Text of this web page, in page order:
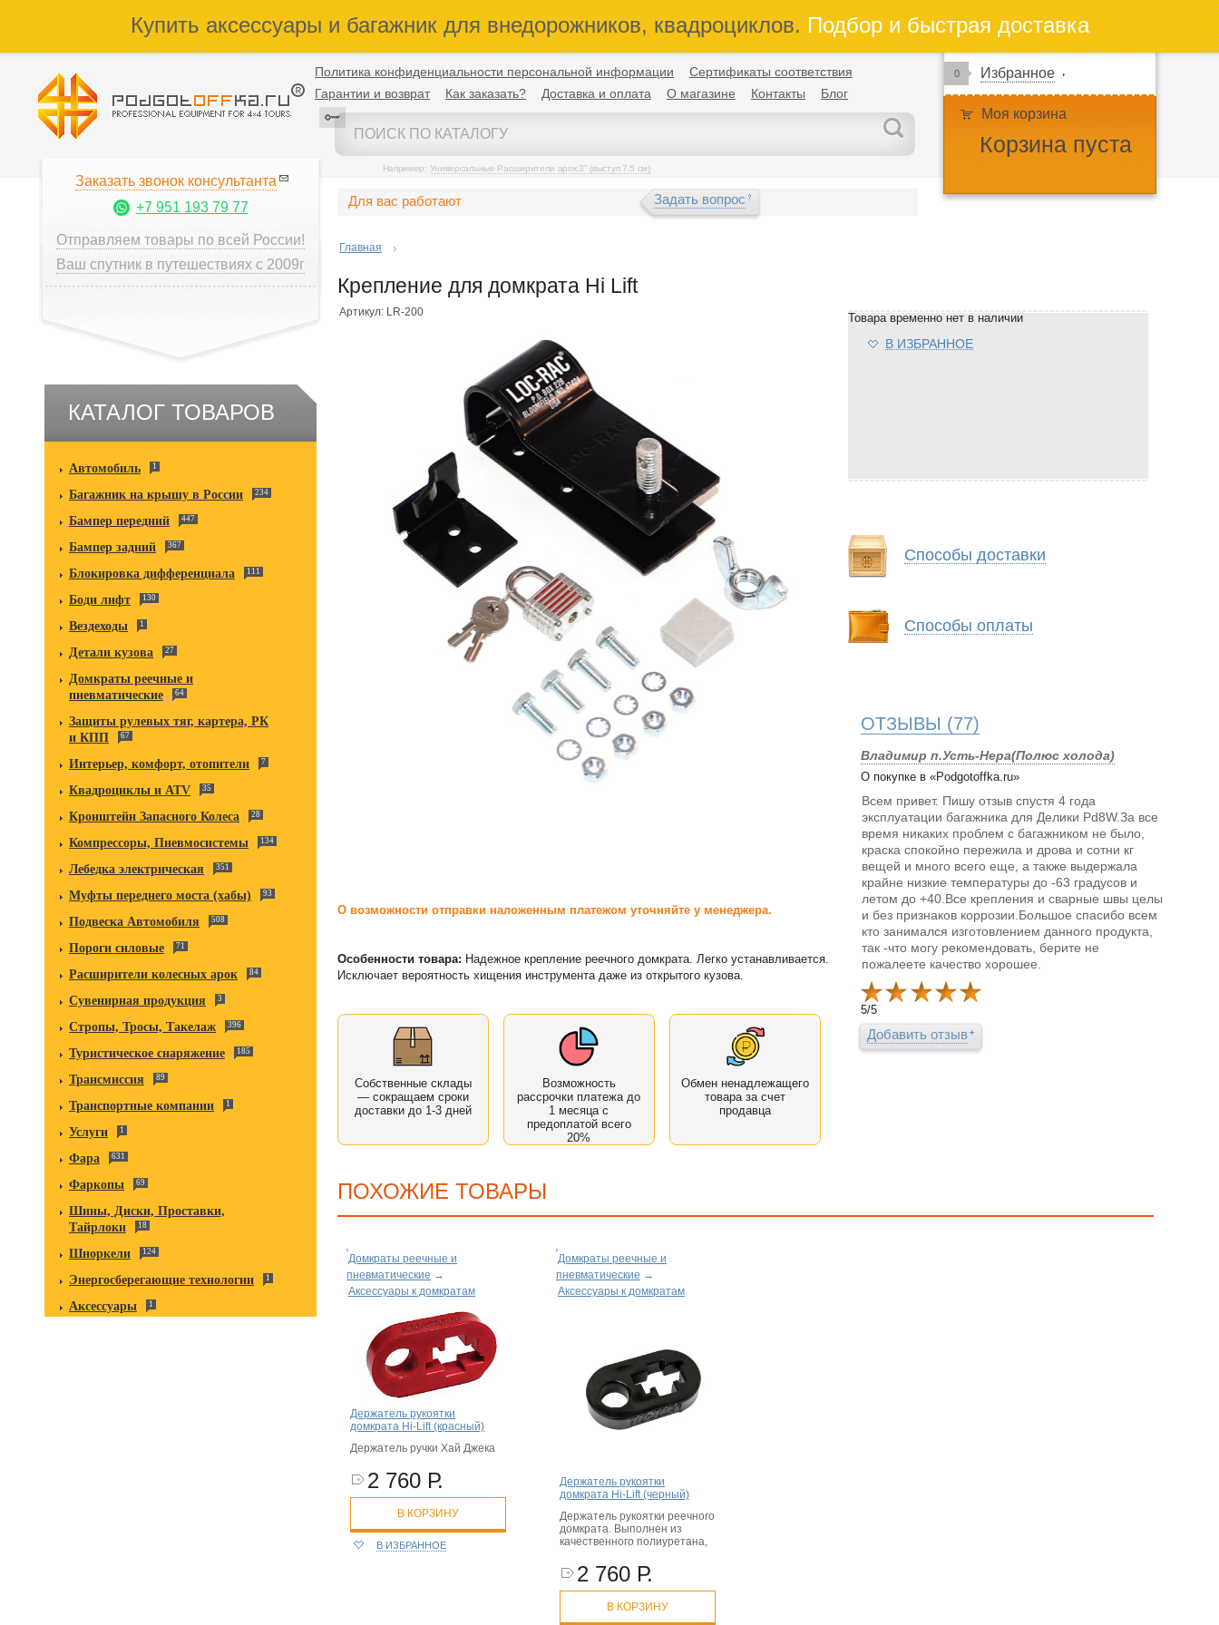
Купить аксессуары и багажник для внедорожников, квадроциклов.Подбор и быстрая доставка
Политика конфиденциальности персональной информации
Сертификаты соответствия
Гарантии и возврат
Как заказать? Доставка и оплата О магазине Контакты Блог
Например: Универсальные Расширители арок 3" (выступ 7,5 см)
0 Избранное
Моя корзина
Корзина пуста
Заказать звонок консультанта
+7 951 193 79 77
Отправляем товары по всей России!
Ваш спутник в путешествиях с 2009г
КАТАЛОГ ТОВАРОВ
Автомобиль 1
Багажник на крышу в России 234
Бампер передний 447
Бампер задний 367
Блокировка дифференциала 111
Боди лифт 130
Вездеходы 1
Детали кузова 27
Домкраты реечные и
пневматические
64
Защиты рулевых тяг, картера, РК
и КПП
67
Интерьер, комфорт, отопители 7
Квадроциклы и ATV 35
Кронштейн Запасного Колеса 28
Компрессоры, Пневмосистемы 134
Лебедка электрическая 351
Муфты переднего моста (хабы) 93
Подвеска Автомобиля 508
Пороги силовые 71
Расширители колесных арок 84
Сувенирная продукция 3
Стропы, Тросы, Такелаж 396
Туристическое снаряжение 185
Трансмиссия 89
Транспортные компании 1
Услуги 1
Фара 631
Фаркопы 69
Шины, Диски, Проставки,
Тайрлоки
18
Шноркели 124
Энергосберегающие технологии 1
Аксессуары 1
Для вас работают Задать вопрос
Главная
Крепление для домкрата Hi Lift
Артикул: LR-200
О возможности отправки наложенным платежом уточняйте у менеджера.
Особенности товара: Надежное крепление реечного домкрата. Легко устанавливается.
Исключает вероятность хищения инструмента даже из открытого кузова.
Собственные склады
— сокращаем сроки
доставки до 1-3 дней
Возможность
рассрочки платежа до
1 месяца с
предоплатой всего
20%
Обмен ненадлежащего
товара за счет
продавца
Товара временно нет в наличии
В ИЗБРАННОЕ
Способы доставки
Способы оплаты
ОТЗЫВЫ (77)
Владимир п.Усть-Нера(Полюс холода)
О покупке в «Podgotoffka.ru»
Всем привет. Пишу отзыв спустя 4 года
эксплуатации багажника для Делики Pd8W.За все
время никаких проблем с багажником не было,
краска спокойно пережила и дрова и сотни кг
вещей и много всего еще, а также выдержала
крайне низкие температуры до -63 градусов и
летом до +40.Все крепления и сварные швы целы
и без признаков коррозии.Большое спасибо всем
кто занимался изготовлением данного продукта,
так -что могу рекомендовать, берите не
пожалеете качество хорошее.
5/5
Добавить отзыв
ПОХОЖИЕ ТОВАРЫ
Домкраты реечные и
пневматические →
Аксессуары к домкратам
Держатель рукоятки
домкрата Hi-Lift (красный)
Держатель ручки Хай Джека
2 760 Р.
В КОРЗИНУ
В ИЗБРАННОЕ
Домкраты реечные и
пневматические →
Аксессуары к домкратам
Держатель рукоятки
домкрата Hi-Lift (черный)
Держатель рукоятки реечного
домкрата. Выполнен из
качественного полиуретана,
2 760 Р.
В КОРЗИНУ